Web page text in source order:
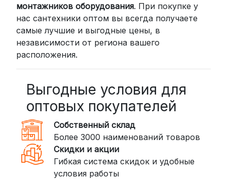
монтажников оборудования. При покупке у
нас сантехники оптом вы всегда получаете
самые лучшие и выгодные цены, в
независимости от региона вашего
расположения.
Выгодные условия для
оптовых покупателей
Собственный склад
Более 3000 наименований товаров
Скидки и акции
Гибкая система скидок и удобные
условия работы